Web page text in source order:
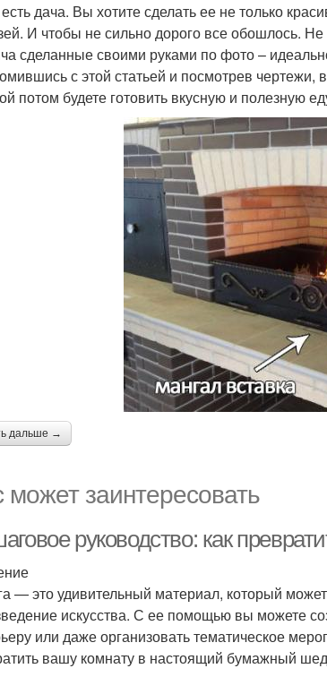
дача. Вы хотите сделать ее не только
И чтобы не сильно дорого все обошлось.
сделанные своими руками по фото –
с этой статьей и посмотрев
потом будете готовить вкусную и полезную
дальше →
может заинтересовать
руководство: как
— это удивительный материал, который
искусства. С ее помощью вы можете
или даже организовать тематическое
вашу комнату в настоящий бумажный